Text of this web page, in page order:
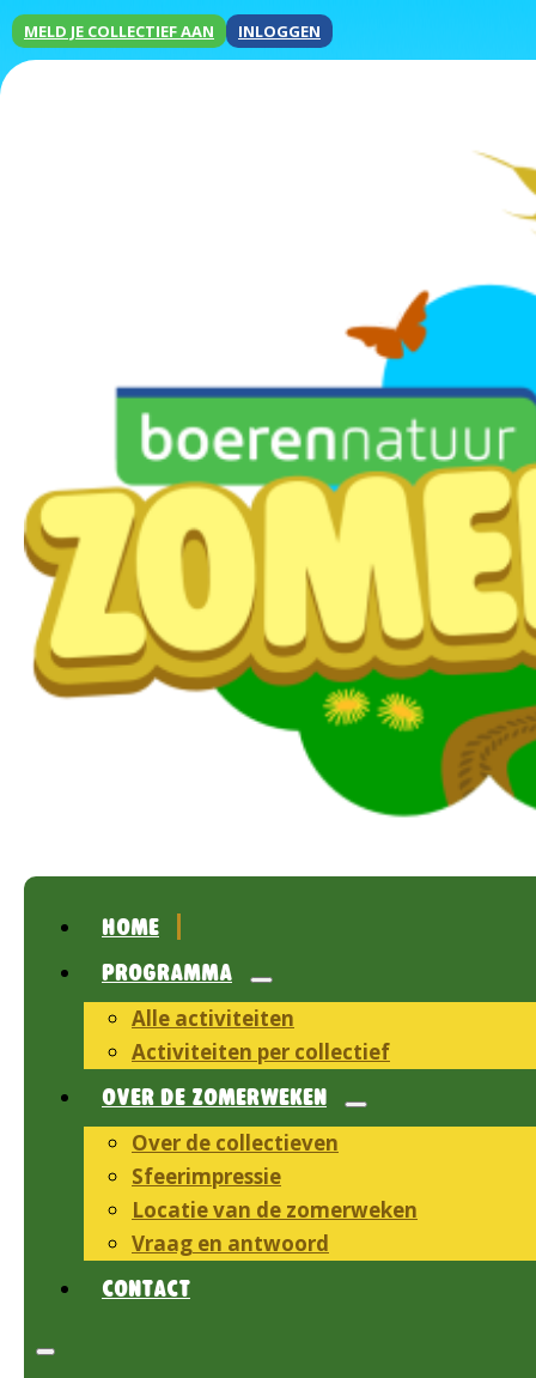
MELD JE COLLECTIEF AAN INLOGGEN
HOME
PROGRAMMA
Alle activiteiten
Activiteiten per collectief
OVER DE ZOMERWEKEN
Over de collectieven
Sfeerimpressie
Locatie van de zomerweken
Vraag en antwoord
CONTACT